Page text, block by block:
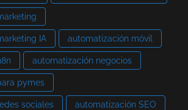
IA automatización móvil
automatización negocios
pymes
sociales automatización SEO